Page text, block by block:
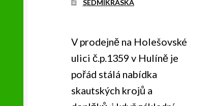
SEDMIKRÁSKA
V prodejně na Holešovské
ulici č.p.1359 v Hulíně je
pořád stálá nabídka
skautských krojů a